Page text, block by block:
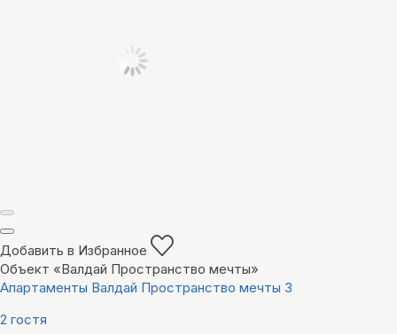
Добавить в Избранное
Объект «Валдай Пространство мечты»
Апартаменты Валдай Пространство мечты 3
2 гостя